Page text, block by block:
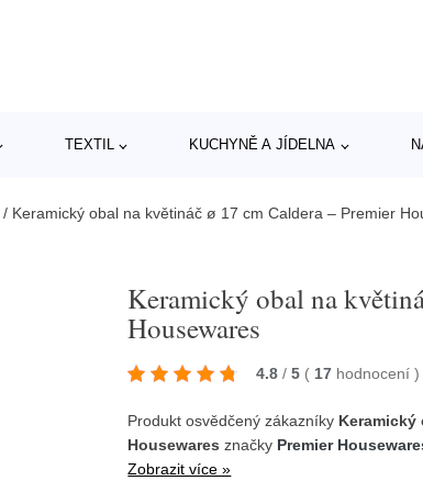
TEXTIL KUCHYNĚ A JÍDELNA
/ Keramický obal na květináč ø 17 cm Caldera – Premier
Keramický obal na
Housewares
4.8 / 5 ( 17 hodnocení)
Produkt osvědčený zákazníky Keramický
Housewares značky Premier
Zobrazit více »